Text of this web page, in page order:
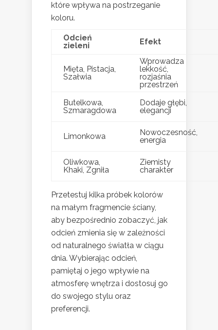
które wpływa na postrzeganie
koloru.
Odcień
zieleni
Efekt
Mięta, Pistacja,
Szałwia
Wprowadza
lekkość,
rozjaśnia
przestrzeń
Butelkowa,
Szmaragdowa
Dodaje głębi,
elegancji
Limonkowa
Nowoczesność,
energia
Oliwkowa,
Khaki, Zgniła
Ziemisty
charakter
Przetestuj kilka próbek kolorów
na małym fragmencie ściany,
aby bezpośrednio zobaczyć, jak
odcień zmienia się w zależności
od naturalnego światła w ciągu
dnia. Wybierając odcień,
pamiętaj o jego wpływie na
atmosferę wnętrza i dostosuj go
do swojego stylu oraz
preferencji.